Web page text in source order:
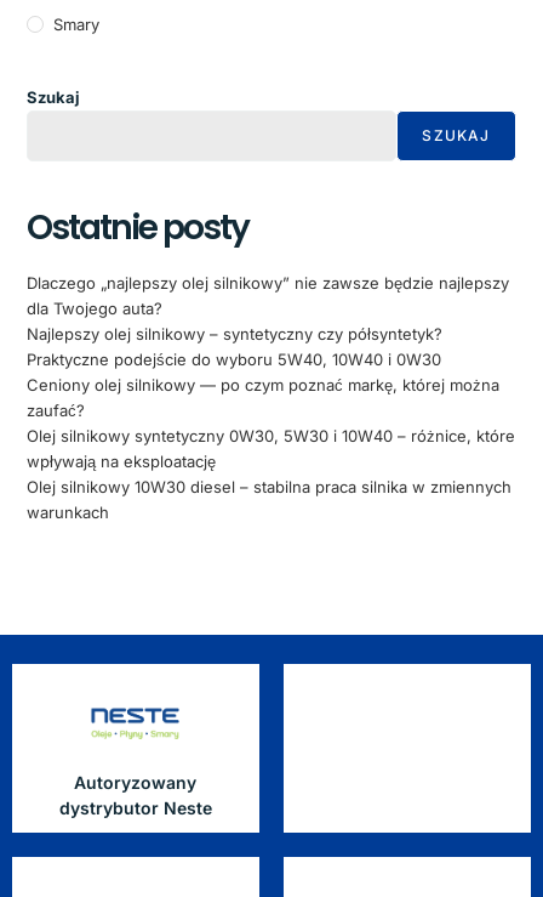
Smary
Szukaj
SZUKAJ
Ostatnie posty
Dlaczego „najlepszy olej silnikowy” nie zawsze będzie najlepszy
dla Twojego auta?
Najlepszy olej silnikowy – syntetyczny czy półsyntetyk?
Praktyczne podejście do wyboru 5W40, 10W40 i 0W30
Ceniony olej silnikowy — po czym poznać markę, której można
zaufać?
Olej silnikowy syntetyczny 0W30, 5W30 i 10W40 – różnice, które
wpływają na eksploatację
Olej silnikowy 10W30 diesel – stabilna praca silnika w zmiennych
warunkach
Autoryzowany
dystrybutor Neste